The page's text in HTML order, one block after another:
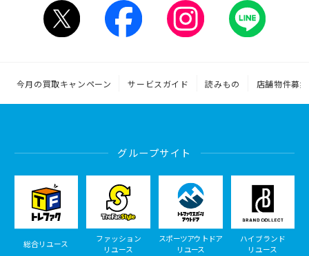
今月の買取キャンペーン サービスガイド 読みもの 店舗物件募集
グループサイト
総合リユース
ファッション
リユース
スポーツアウトドア
リユース
ハイブランド
リユース